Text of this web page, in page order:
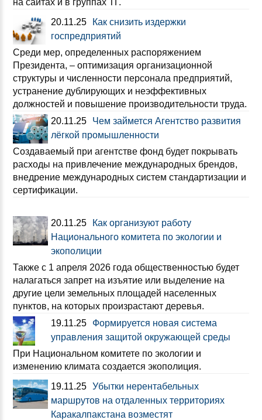
на сайтах и в группах ТГ.
20.11.25
Как снизить издержки
госпредприятий
Среди мер, определенных распоряжением
Президента, – оптимизация организационной
структуры и численности персонала предприятий,
устранение дублирующих и неэффективных
должностей и повышение производительности труда.
20.11.25
Чем займется Агентство развития
лёгкой промышленности
Создаваемый при агентстве фонд будет покрывать
расходы на привлечение международных брендов,
внедрение международных систем стандартизации и
сертификации.
20.11.25
Как организуют работу
Национального комитета по экологии и
экополиции
Также с 1 апреля 2026 года общественностью будет
налагаться запрет на изъятие или выделение на
другие цели земельных площадей населенных
пунктов, на которых произрастают деревья.
19.11.25
Формируется новая система
управления защитой окружающей среды
При Национальном комитете по экологии и
изменению климата создается экополиция.
19.11.25 Убытки нерентабельных
маршрутов на отдаленных территориях
Каракалпакстана возместят